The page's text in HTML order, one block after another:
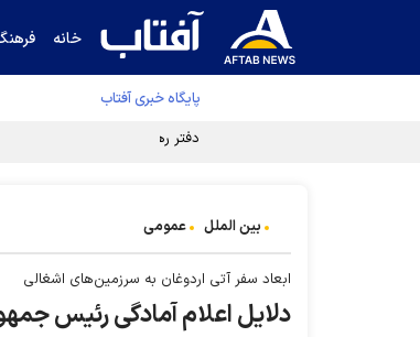
خانه
پایگاه خبری آفتاب
دفتر رهبر انقلاب ادعای خرازی
بین الملل عمومی
ابعاد سفر آتی اردوغان به سرزمین‌های اشغالی
دلایل اعلام آمادگی رئیس